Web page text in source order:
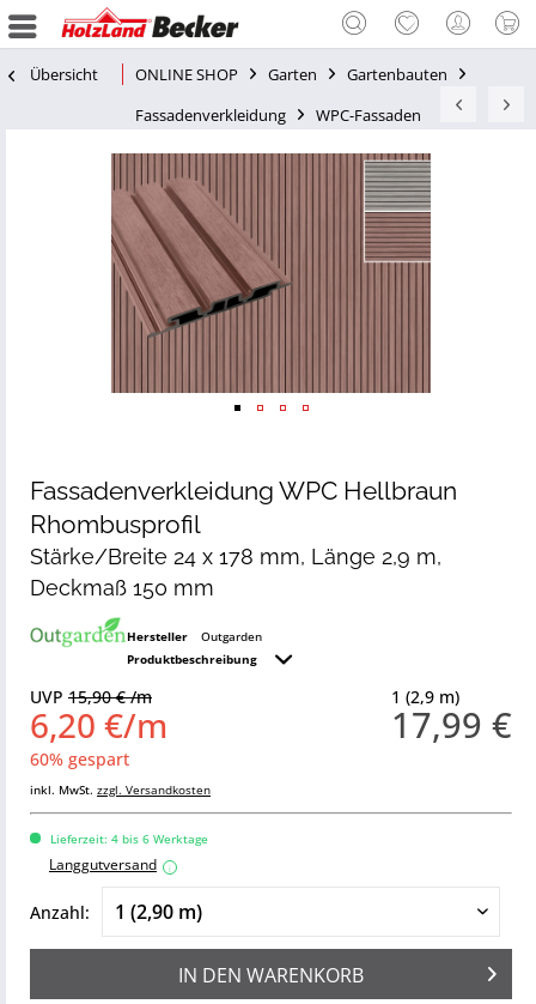
Übersicht ONLINE SHOP Garten
Gartenbauten
Fassadenverkleidung
WPC-Fassaden
Fassadenverkleidung WPC Hellbraun
Rhombusprofil
Stärke/Breite 24 x 178 mm, Länge 2,9 m,
Deckmaß 150 mm
Hersteller
Outgarden
Produktbeschreibung
1 (2,9 m)
17,99 €
UVP 15,90 € /m
6,20 €/m
60% gespart
inkl. MwSt. zzgl. Versandkosten
Lieferzeit: 4 bis 6 Werktage
Langgutversand i
Anzahl:
IN DEN WARENKORB